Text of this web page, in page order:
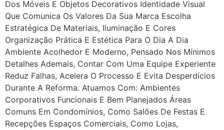
Dos Móveis E Objetos Decorativos Identidade Visual
Que Comunica Os Valores Da Sua Marca Escolha
Estratégica De Materiais, Iluminação E Cores
Organização Prática E Estética Para O Dia A Dia
Ambiente Acolhedor E Moderno, Pensado Nos Mínimos
Detalhes Ademais, Contar Com Uma Equipe Experiente
Reduz Falhas, Acelera O Processo E Evita Desperdícios
Durante A Reforma. Atuamos Com: Ambientes
Corporativos Funcionais E Bem Planejados Áreas
Comuns Em Condomínios, Como Salões De Festas E
Recepções Espaços Comerciais, Como Lojas,